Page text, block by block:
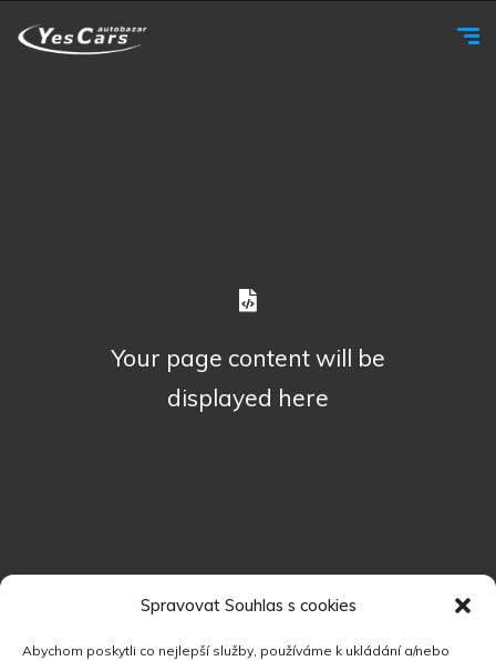
Spravovat Souhlas s cookies
Abychom poskytli co nejlepší služby, používáme k ukládání a/nebo
Your page content will be
displayed here